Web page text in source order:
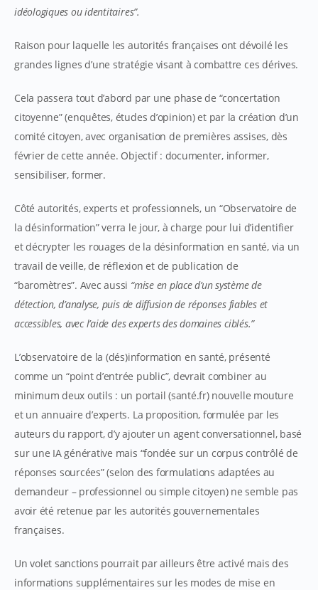
idéologiques ou identitaires”.
Raison pour laquelle les autorités françaises ont dévoilé les
grandes lignes d’une stratégie visant à combattre ces dérives.
Cela passera tout d’abord par une phase de “concertation
citoyenne” (enquêtes, études d’opinion) et par la création d’un
comité citoyen, avec organisation de premières assises, dès
février de cette année. Objectif : documenter, informer,
sensibiliser, former.
Côté autorités, experts et professionnels, un “Observatoire de
la désinformation” verra le jour, à charge pour lui d’identifier
et décrypter les rouages de la désinformation en santé, via un
travail de veille, de réflexion et de publication de
“baromètres”. Avec aussi “mise en place d’un système de
détection, d’analyse, puis de diffusion de réponses fiables et
accessibles, avec l’aide des experts des domaines ciblés.”
L’observatoire de la (dés)information en santé, présenté
comme un “point d’entrée public”, devrait combiner au
minimum deux outils : un portail (santé.fr) nouvelle mouture
et un annuaire d’experts. La proposition, formulée par les
auteurs du rapport, d’y ajouter un agent conversationnel, basé
sur une IA générative mais “fondée sur un corpus contrôlé de
réponses sourcées” (selon des formulations adaptées au
demandeur – professionnel ou simple citoyen) ne semble pas
avoir été retenue par les autorités gouvernementales
françaises.
Un volet sanctions pourrait par ailleurs être activé mais des
informations supplémentaires sur les modes de mise en